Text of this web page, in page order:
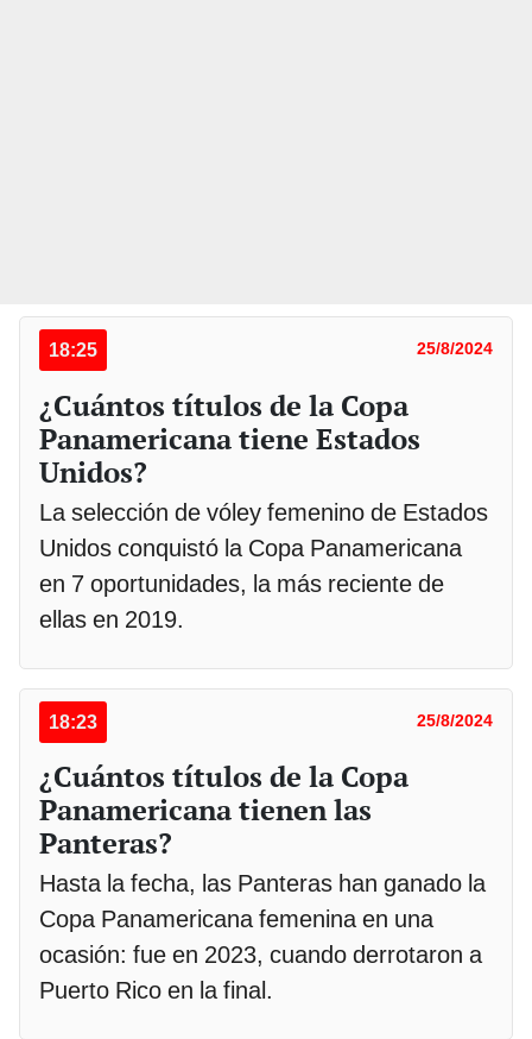
18:25 25/8/2024
¿Cuántos títulos de la Copa
Panamericana tiene Estados
Unidos?
La selección de vóley femenino de Estados
Unidos conquistó la Copa Panamericana
en 7 oportunidades, la más reciente de
ellas en 2019.
18:23 25/8/2024
¿Cuántos títulos de la Copa
Panamericana tienen las
Panteras?
Hasta la fecha, las Panteras han ganado la
Copa Panamericana femenina en una
ocasión: fue en 2023, cuando derrotaron a
Puerto Rico en la final.